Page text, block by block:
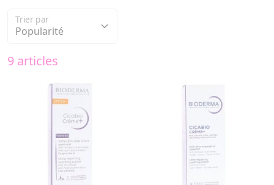
Trier par
9 articles